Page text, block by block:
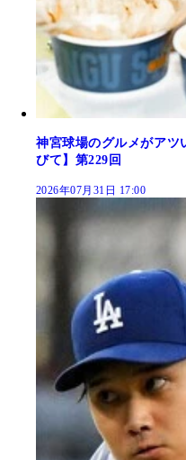
神宮球場のグルメがアツ
びて】第229回
2026年07月31日 17:00